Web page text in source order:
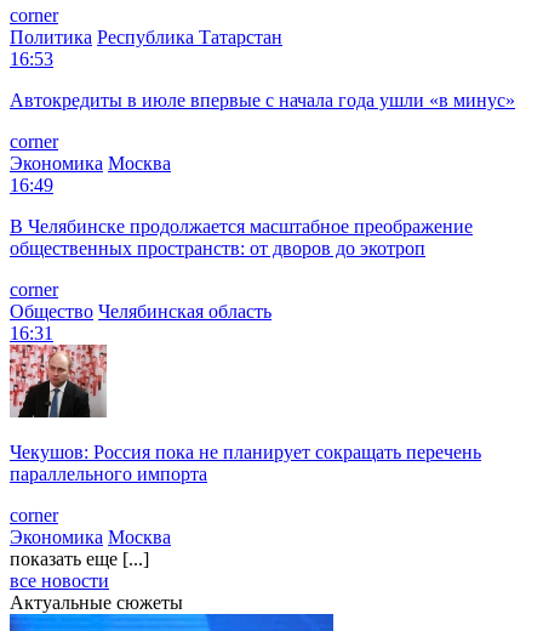
corner
Политика Республика Татарстан
16:53
Автокредиты в июле впервые с начала года ушли «в минус»
corner
Экономика Москва
16:49
В Челябинске продолжается масштабное преображение
общественных пространств: от дворов до экотроп
corner
Общество Челябинская область
16:31
Чекушов: Россия пока не планирует сокращать перечень
параллельного импорта
corner
Экономика Москва
показать еще [...]
все новости
Актуальные сюжеты